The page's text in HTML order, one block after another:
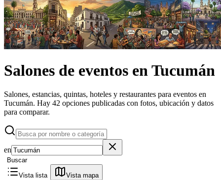
Salones de eventos en Tucumán
Salones, estancias, quintas, hoteles y restaurantes para eventos en
Tucumán. Hay 42 opciones publicadas con fotos, ubicación y datos
para comparar.
en
Buscar
Vista lista Vista mapa